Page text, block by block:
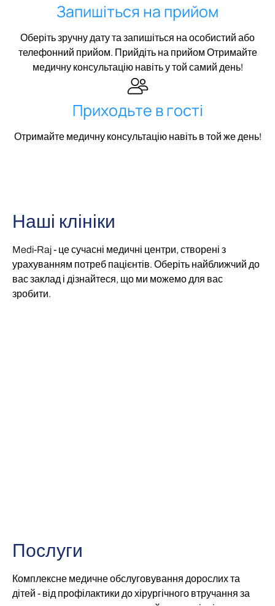
Запишіться на прийом
Оберіть зручну дату та запишіться на особистий або
телефонний прийом. Прийдіть на прийом Отримайте
медичну консультацію навіть у той самий день!
Приходьте в гості
Отримайте медичну консультацію навіть в той же день!
Наші клініки
Medi-Raj - це сучасні медичні центри, створені з
урахуванням потреб пацієнтів. Оберіть найближчий до
вас заклад і дізнайтеся, що ми можемо для вас
зробити.
Послуги
Комплексне медичне обслуговування дорослих та
дітей - від профілактики до хірургічного втручання за